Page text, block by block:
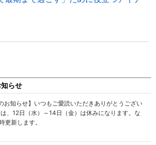
らせ
お知らせ】いつもご愛読いただきありがとうござい
、12日（水）～14日（金）は休みになります。な
更新します。